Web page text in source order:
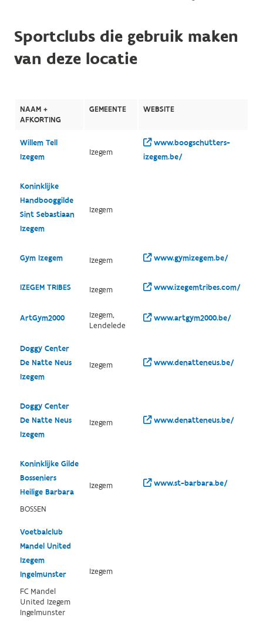
Sportclubs die gebruik maken
van deze locatie
NAAM +
AFKORTING
GEMEENTE WEBSITE
Willem Tell
Izegem
Izegem
www.boogschutters-
izegem.be/
Koninklijke
Handbooggilde
Sint Sebastiaan
Izegem
Izegem
Gym Izegem Izegem www.gymizegem.be/
IZEGEM TRIBES Izegem www.izegemtribes.com/
ArtGym2000
Izegem,
Lendelede
www.artgym2000.be/
Doggy Center
De Natte Neus
Izegem
Izegem www.denatteneus.be/
Doggy Center
De Natte Neus
Izegem
Izegem www.denatteneus.be/
Koninklijke Gilde
Bosseniers
Heilige Barbara
BOSSEN
Izegem www.st-barbara.be/
Voetbalclub
Mandel United
Izegem
Ingelmunster
FC Mandel
United Izegem
Ingelmunster
Izegem